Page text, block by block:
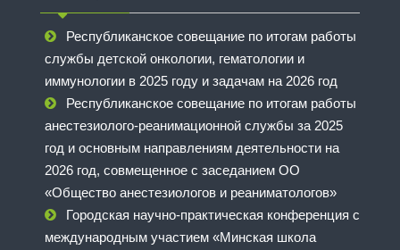
Республиканское совещание по итогам работы
службы детской онкологии, гематологии и
иммунологии в 2025 году и задачам на 2026 год
Республиканское совещание по итогам работы
анестезиолого-реанимационной службы за 2025
год и основным направлениям деятельности на
2026 год, совмещенное с заседанием ОО
«Общество анестезиологов и реаниматологов»
Городская научно-практическая конференция с
международным участием «Минская школа